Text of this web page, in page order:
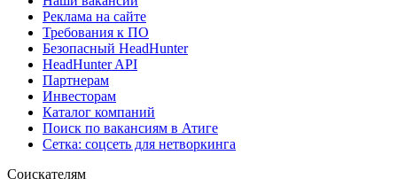
Реклама на сайте
Требования к ПО
Безопасный HeadHunter
HeadHunter API
Партнерам
Инвесторам
Каталог компаний
Поиск по вакансиям в Атиге
Сетка: соцсеть для нетворкинга
Соискателям